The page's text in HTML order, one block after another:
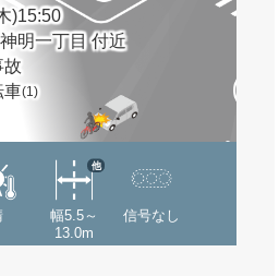
)15:50
明一丁目 付近
故
車(1)
幅5.5～
13.0m
他
信号なし